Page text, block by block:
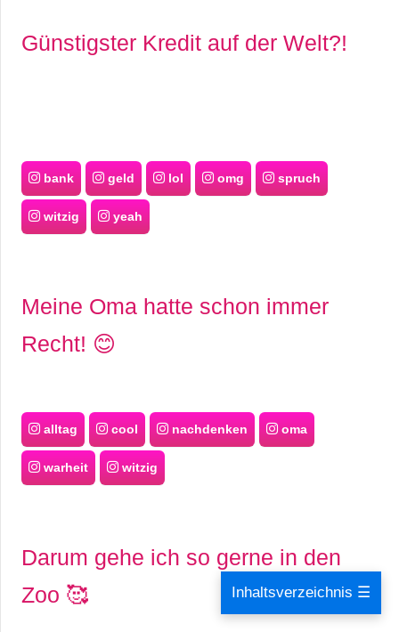
Günstigster Kredit auf der Welt?!
bank geld lol omg spruch
witzig yeah
Meine Oma hatte schon immer
Recht! 😊
alltag cool nachdenken oma
warheit witzig
Darum gehe ich so gerne in den
Zoo 🥰
Inhaltsverzeichnis ☰